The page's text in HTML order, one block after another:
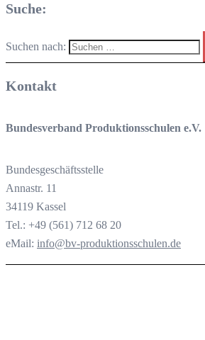
Suche:
Suchen nach:
Kontakt
Bundesverband Produktionsschulen e.V.
Bundesgeschäftsstelle
Annastr. 11
34119 Kassel
Tel.: +49 (561) 712 68 20
eMail: info@bv-produktionsschulen.de